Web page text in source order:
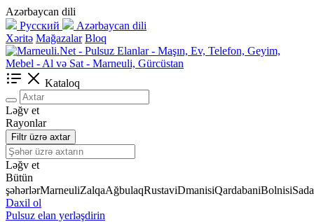
Azərbaycan dili
Русский
Azərbaycan dili
Xəritə Mağazalar Bloq
Kataloq
Ləğv et
Rayonlar
Filtr üzrə axtar
Ləğv et
Bütün
şəhərlərMarneuliZalqaAğbulaqRustaviDmanisiQardabaniBolnisi
Daxil ol
Pulsuz elan yerləşdirin